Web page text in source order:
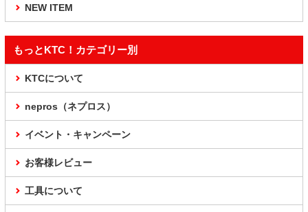
NEW ITEM
もっとKTC！カテゴリー別
KTCについて
nepros（ネプロス）
イベント・キャンペーン
お客様レビュー
工具について